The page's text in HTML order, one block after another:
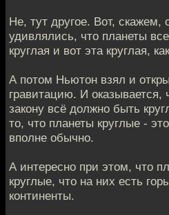
Не, тут другое. Вот,
удивлялись, что планеты
круглая и вот эта круглая,
А потом Ньютон взял и
гравитацию. И оказывается,
закону всё должно быть
то, что планеты круглые -
вполне обычно.
А интересно при этом, что
круглые, что на них есть
континенты.